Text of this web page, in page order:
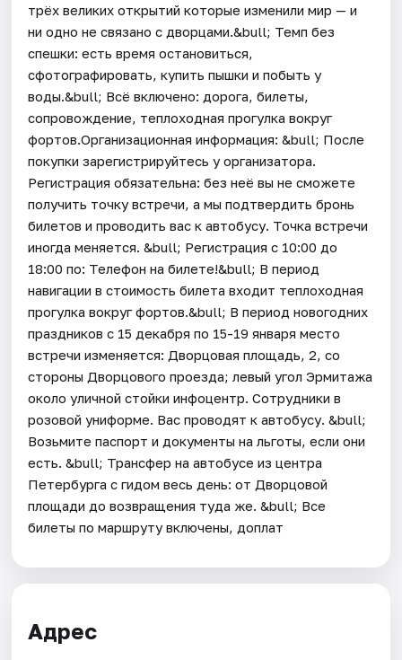
трёх великих открытий которые изменили мир — и
ни одно не связано с дворцами.&bull; Темп без
спешки: есть время остановиться,
сфотографировать, купить пышки и побыть у
воды.&bull; Всё включено: дорога, билеты,
сопровождение, теплоходная прогулка вокруг
фортов.Организационная информация: &bull; После
покупки зарегистрируйтесь у организатора.
Регистрация обязательна: без неё вы не сможете
получить точку встречи, а мы подтвердить бронь
билетов и проводить вас к автобусу. Точка встречи
иногда меняется. &bull; Регистрация с 10:00 до
18:00 по: Телефон на билете!&bull; В период
навигации в стоимость билета входит теплоходная
прогулка вокруг фортов.&bull; В период новогодних
праздников с 15 декабря по 15-19 января место
встречи изменяется: Дворцовая площадь, 2, со
стороны Дворцового проезда; левый угол Эрмитажа
около уличной стойки инфоцентр. Сотрудники в
розовой униформе. Вас проводят к автобусу. &bull;
Возьмите паспорт и документы на льготы, если они
есть. &bull; Трансфер на автобусе из центра
Петербурга с гидом весь день: от Дворцовой
площади до возвращения туда же. &bull; Все
билеты по маршруту включены, доплат
Адрес